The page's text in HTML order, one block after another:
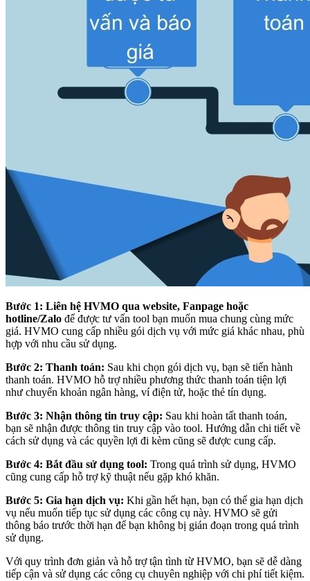
Bước 1: Liên hệ HVMO qua website, Fanpage hoặc
hotline/Zalo để được tư vấn tool bạn muốn mua chung cùng mức
giá. HVMO cung cấp nhiều gói dịch vụ với mức giá khác nhau, phù
hợp với nhu cầu sử dụng.
Bước 2: Thanh toán: Sau khi chọn gói dịch vụ, bạn sẽ tiến hành
thanh toán. HVMO hỗ trợ nhiều phương thức thanh toán tiện lợi
như chuyển khoản ngân hàng, ví điện tử, hoặc thẻ tín dụng.
Bước 3: Nhận thông tin truy cập: Sau khi hoàn tất thanh toán,
bạn sẽ nhận được thông tin truy cập vào tool. Hướng dẫn chi tiết về
cách sử dụng và các quyền lợi đi kèm cũng sẽ được cung cấp.
Bước 4: Bắt đầu sử dụng tool: Trong quá trình sử dụng, HVMO
cũng cung cấp hỗ trợ kỹ thuật nếu gặp khó khăn.
Bước 5: Gia hạn dịch vụ: Khi gần hết hạn, bạn có thể gia hạn dịch
vụ nếu muốn tiếp tục sử dụng các công cụ này. HVMO sẽ gửi
thông báo trước thời hạn để bạn không bị gián đoạn trong quá trình
sử dụng.
Với quy trình đơn giản và hỗ trợ tận tình từ HVMO, bạn sẽ dễ dàng
tiếp cận và sử dụng các công cụ chuyên nghiệp với chi phí tiết kiệm.